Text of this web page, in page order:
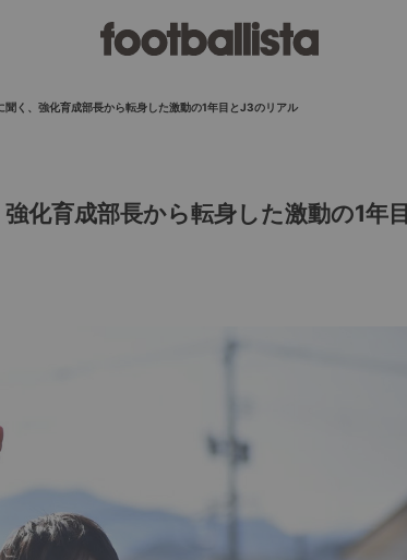
聞く、強化育成部長から転身した激動の1年目とJ3のリアル
化育成部長から転身した激動の1年目